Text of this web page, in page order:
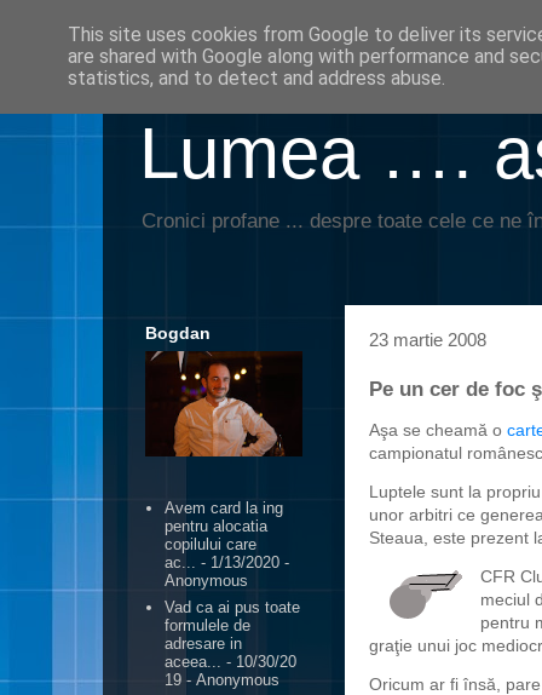
Lumea ….
Cronici profane ... despre toate cele ce ne
23 martie 2008
Pe un cer de foc
Aşa se cheamă o
campionatul
Luptele sunt la
unor arbitri ce
Steaua, este prezent
CFR
meciul
pentru
graţie unui joc
Oricum ar fi însă,
Bogdan
Avem card la ing
pentru alocatia
copilului care
ac... - 1/13/2020 -
Anonymous
Vad ca ai pus toate
formulele de
adresare in
aceea...
- 10/30/20
19 - Anonymous
This site uses cookies from Google to deliver its
are shared with Google along with performance and
statistics, and to detect and address abuse.